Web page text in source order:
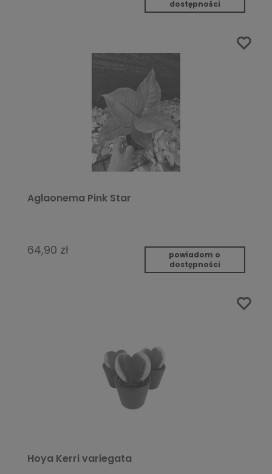
dostępności
Aglaonema Pink Star
64,90 zł
powiadom o
dostępności
Hoya Kerri variegata